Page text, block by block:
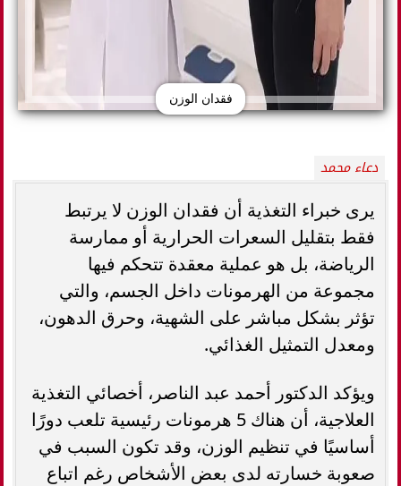
فقدان الوزن
دعاء محمد
يرى خبراء التغذية أن فقدان الوزن لا يرتبط
فقط بتقليل السعرات الحرارية أو ممارسة
الرياضة، بل هو عملية معقدة تتحكم فيها
مجموعة من الهرمونات داخل الجسم، والتي
تؤثر بشكل مباشر على الشهية، وحرق الدهون،
ومعدل التمثيل الغذائي.
ويؤكد الدكتور أحمد عبد الناصر، أخصائي التغذية
العلاجية، أن هناك 5 هرمونات رئيسية تلعب دورًا
أساسيًا في تنظيم الوزن، وقد تكون السبب في
صعوبة خسارته لدى بعض الأشخاص رغم اتباع